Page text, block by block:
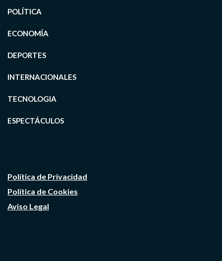
POLÍTICA
ECONOMÍA
DEPORTES
INTERNACIONALES
TECNOLOGIA
ESPECTÁCULOS
Política de Privacidad
Política de Cookies
Aviso Legal